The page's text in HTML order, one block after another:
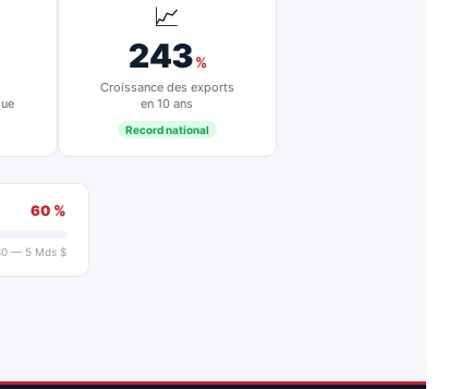
📈
243%
Croissance des exports
en 10 ans
Record national
60 %
— 5 Mds $